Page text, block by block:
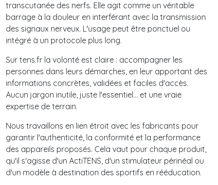
transcutanée des nerfs. Elle agit comme un véritable
barrage à la douleur en interférant avec la transmission
des signaux nerveux. L'usage peut être ponctuel ou
intégré à un protocole plus long.
Sur tens.fr la volonté est claire : accompagner les
personnes dans leurs démarches, en leur apportant des
informations concrètes, validées et faciles d'accès.
Aucun jargon inutile, juste l'essentiel... et une vraie
expertise de terrain.
Nous travaillons en lien étroit avec les fabricants pour
garantir l'authenticité, la conformité et la performance
des appareils proposés. Cela vaut pour chaque produit,
qu'il s'agisse d'un ActiTENS, d'un stimulateur périnéal ou
d'un modèle à destination des sportifs en rééducation.